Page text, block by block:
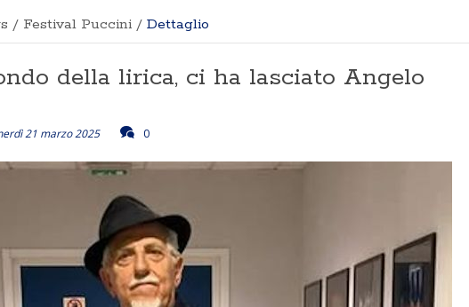
/ Festival Puccini / Dettaglio
della lirica, ci ha lasciato Angelo
21 marzo 2025 0